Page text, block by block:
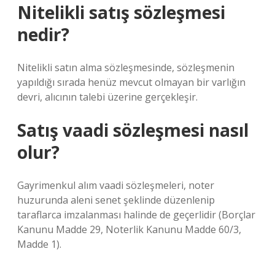
Nitelikli satış sözleşmesi
nedir?
Nitelikli satın alma sözleşmesinde, sözleşmenin
yapıldığı sırada henüz mevcut olmayan bir varlığın
devri, alıcının talebi üzerine gerçekleşir.
Satış vaadi sözleşmesi nasıl
olur?
Gayrimenkul alım vaadi sözleşmeleri, noter
huzurunda aleni senet şeklinde düzenlenip
taraflarca imzalanması halinde de geçerlidir (Borçlar
Kanunu Madde 29, Noterlik Kanunu Madde 60/3,
Madde 1).